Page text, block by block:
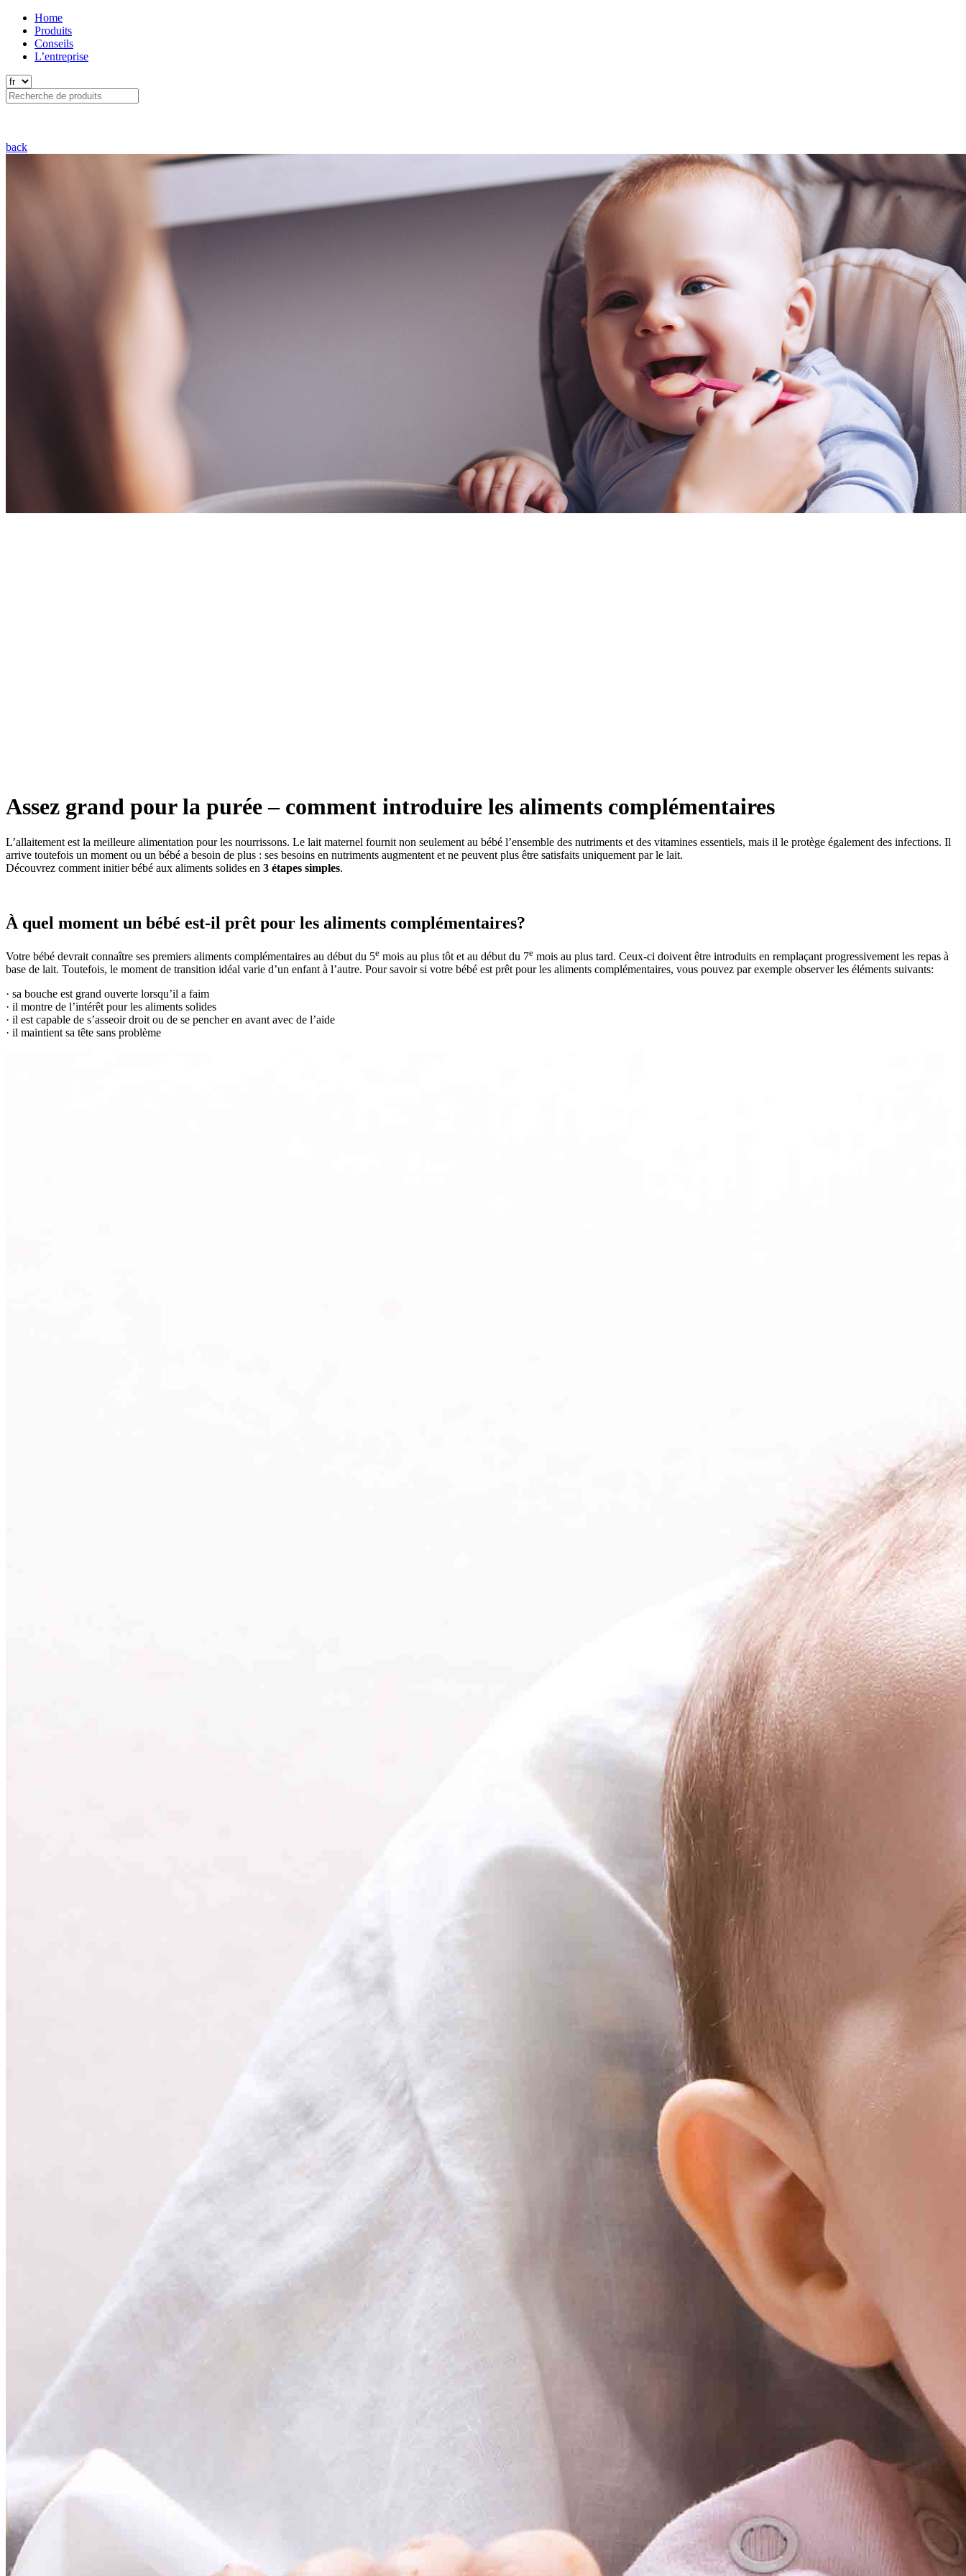
Home
Produits
Conseils
L’entreprise
back
Assez grand pour la purée – comment introduire les aliments complémentaires
L’allaitement est la meilleure alimentation pour les nourrissons. Le lait maternel fournit non seulement au bébé l’ensemble des nutriments et des vitamines essentiels, mais il le protège également des infections. Il
arrive toutefois un moment ou un bébé a besoin de plus : ses besoins en nutriments augmentent et ne peuvent plus être satisfaits uniquement par le lait.
Découvrez comment initier bébé aux aliments solides en 3 étapes simples.
À quel moment un bébé est-il prêt pour les aliments complémentaires?
Votre bébé devrait connaître ses premiers aliments complémentaires au début du 5e mois au plus tôt et au début du 7e mois au plus tard. Ceux-ci doivent être introduits en remplaçant progressivement les repas à
base de lait. Toutefois, le moment de transition idéal varie d’un enfant à l’autre. Pour savoir si votre bébé est prêt pour les aliments complémentaires, vous pouvez par exemple observer les éléments suivants:
· sa bouche est grand ouverte lorsqu’il a faim
· il montre de l’intérêt pour les aliments solides
· il est capable de s’asseoir droit ou de se pencher en avant avec de l’aide
· il maintient sa tête sans problème